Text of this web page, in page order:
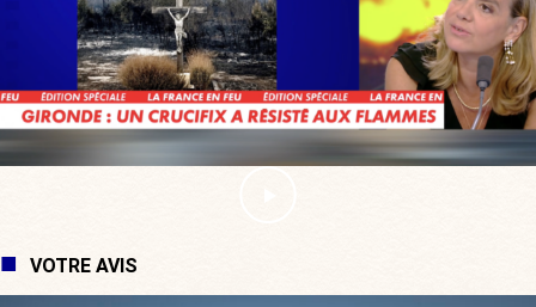
VOTRE AVIS